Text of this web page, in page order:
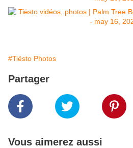
#Tiësto Photos
Partager
Vous aimerez aussi